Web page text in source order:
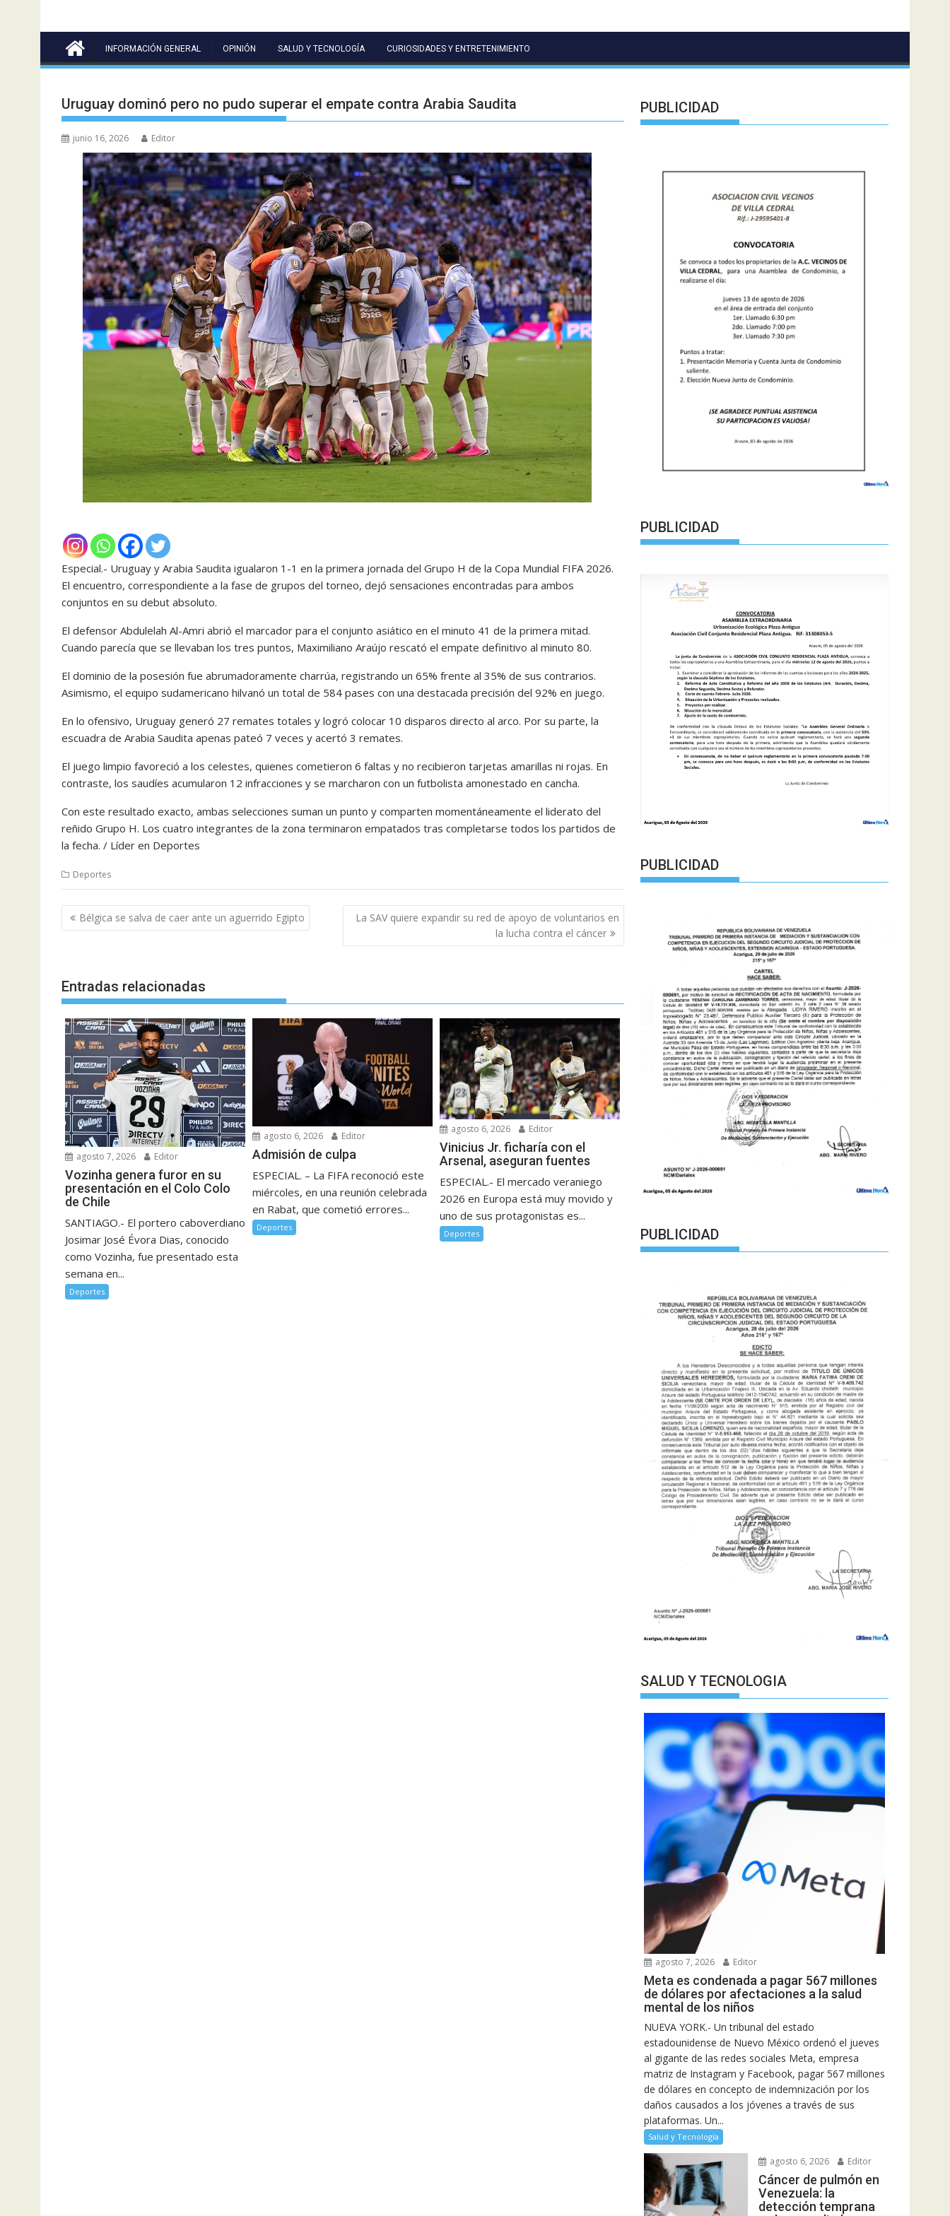
INFORMACIÓN GENERAL OPINIÓN SALUD Y TECNOLOGÍA CURIOSIDADES Y ENTRETENIMIENTO
Uruguay dominó pero no pudo superar el empate contra Arabia Saudita
junio 16, 2026 Editor
Especial.- Uruguay y Arabia Saudita igualaron 1-1 en la primera jornada del Grupo H de la Copa Mundial FIFA 2026.
El encuentro, correspondiente a la fase de grupos del torneo, dejó sensaciones encontradas para ambos
conjuntos en su debut absoluto.
El defensor Abdulelah Al-Amri abrió el marcador para el conjunto asiático en el minuto 41 de la primera mitad.
Cuando parecía que se llevaban los tres puntos, Maximiliano Araújo rescató el empate definitivo al minuto 80.
El dominio de la posesión fue abrumadoramente charrúa, registrando un 65% frente al 35% de sus contrarios.
Asimismo, el equipo sudamericano hilvanó un total de 584 pases con una destacada precisión del 92% en juego.
En lo ofensivo, Uruguay generó 27 remates totales y logró colocar 10 disparos directo al arco. Por su parte, la
escuadra de Arabia Saudita apenas pateó 7 veces y acertó 3 remates.
El juego limpio favoreció a los celestes, quienes cometieron 6 faltas y no recibieron tarjetas amarillas ni rojas. En
contraste, los saudíes acumularon 12 infracciones y se marcharon con un futbolista amonestado en cancha.
Con este resultado exacto, ambas selecciones suman un punto y comparten momentáneamente el liderato del
reñido Grupo H. Los cuatro integrantes de la zona terminaron empatados tras completarse todos los partidos de
la fecha. / Líder en Deportes
Deportes
Navegación
de
Bélgica se salva de caer ante un aguerrido Egipto
La SAV quiere expandir su red de apoyo de voluntarios en
la lucha contra el cáncer
Entradas relacionadas
agosto 7, 2026 Editor
Vozinha genera furor en su
presentación en el Colo Colo
de Chile
SANTIAGO.- El portero caboverdiano
Josimar José Évora Dias, conocido
como Vozinha, fue presentado esta
semana en...
Deportes
agosto 6, 2026 Editor
Admisión de culpa
ESPECIAL. – La FIFA reconoció este
miércoles, en una reunión celebrada
en Rabat, que cometió errores...
Deportes
agosto 6, 2026 Editor
Vinicius Jr. ficharía con el
Arsenal, aseguran fuentes
ESPECIAL.- El mercado veraniego
2026 en Europa está muy movido y
uno de sus protagonistas es...
Deportes
PUBLICIDAD
PUBLICIDAD
PUBLICIDAD
PUBLICIDAD
SALUD Y TECNOLOGIA
agosto 7, 2026 Editor
Meta es condenada a pagar 567 millones
de dólares por afectaciones a la salud
mental de los niños
NUEVA YORK.- Un tribunal del estado
estadounidense de Nuevo México ordenó el jueves
al gigante de las redes sociales Meta, empresa
matriz de Instagram y Facebook, pagar 567 millones
de dólares en concepto de indemnización por los
daños causados a los jóvenes a través de sus
plataformas. Un...
Salud y Tecnología
agosto 6, 2026 Editor
Cáncer de pulmón en
Venezuela: la
detección temprana